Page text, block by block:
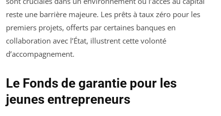
reste une barrière majeure. Les prêts à taux zéro pour les
premiers projets, offerts par certaines banques en
collaboration avec l’État, illustrent cette volonté
d’accompagnement.
Le Fonds de garantie pour les
jeunes entrepreneurs